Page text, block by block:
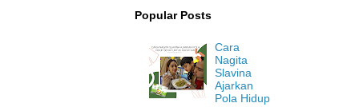
Popular Posts
Cara
Nagita
Slavina
Ajarkan
Pola Hidup